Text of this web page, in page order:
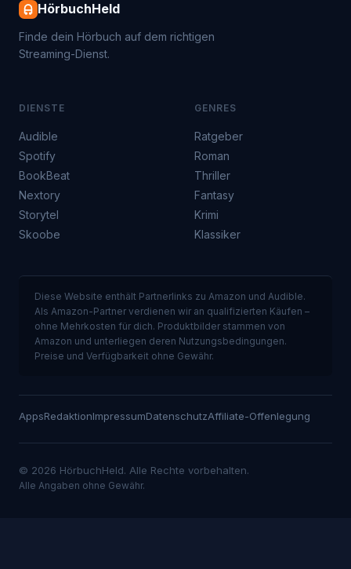
HörbuchHeld
Finde dein Hörbuch auf dem richtigen
Streaming-Dienst.
DIENSTE
Audible
Spotify
BookBeat
Nextory
Storytel
Skoobe
GENRES
Ratgeber
Roman
Thriller
Fantasy
Krimi
Klassiker
Diese Website enthält Partnerlinks zu Amazon und Audible.
Als Amazon-Partner verdienen wir an qualifizierten Käufen –
ohne Mehrkosten für dich. Produktbilder stammen von
Amazon und unterliegen deren Nutzungsbedingungen.
Preise und Verfügbarkeit ohne Gewähr.
AppsRedaktionImpressumDatenschutzAffiliate-Offenlegung
© 2026 HörbuchHeld. Alle Rechte vorbehalten.
Alle Angaben ohne Gewähr.